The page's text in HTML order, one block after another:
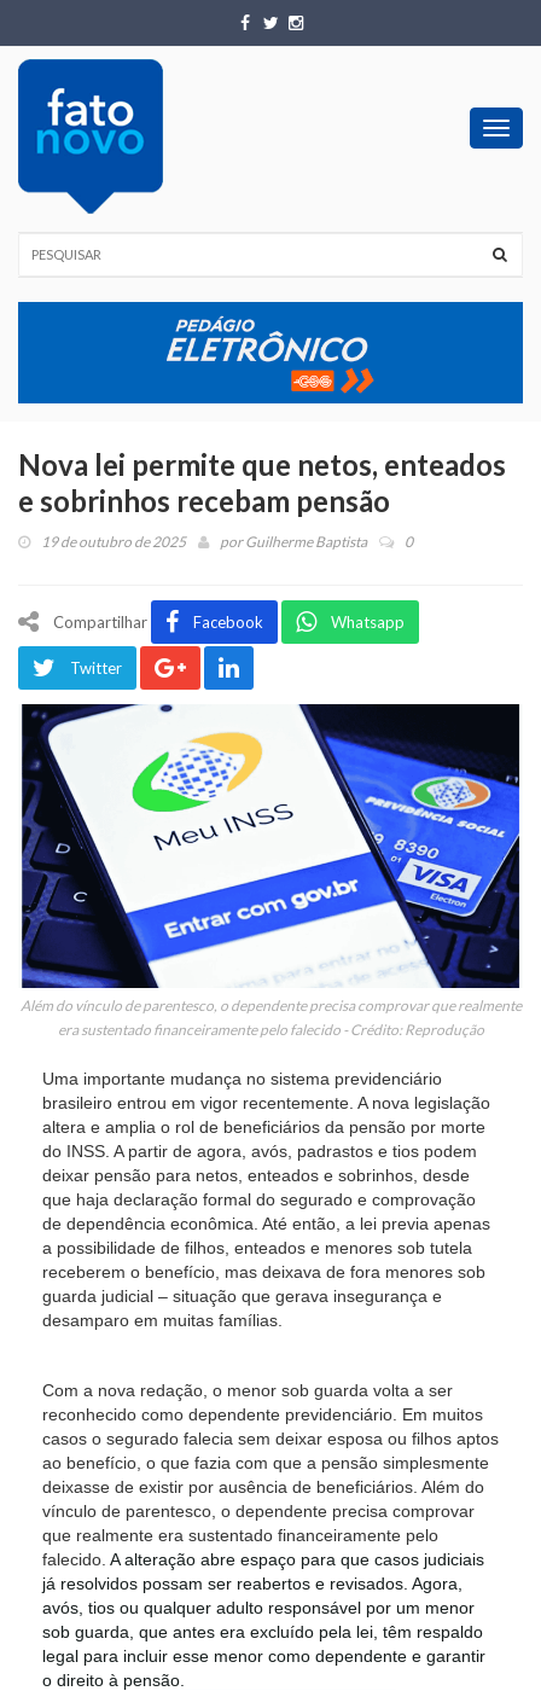
Nova lei permite que netos, enteados
e sobrinhos recebam pensão
19 de outubro de 2025 porGuilherme Baptista 0
Compartilhar Facebook Whatsapp
Twitter
Além do vínculo de parentesco, o dependente precisa comprovar que realmente
era sustentado financeiramente pelo falecido - Crédito: Reprodução
Uma importante mudança no sistema previdenciário
brasileiro entrou em vigor recentemente. A nova legislação
altera e amplia o rol de beneficiários da pensão por morte
do INSS. A partir de agora, avós, padrastos e tios podem
deixar pensão para netos, enteados e sobrinhos, desde
que haja declaração formal do segurado e comprovação
de dependência econômica. Até então, a lei previa apenas
a possibilidade de filhos, enteados e menores sob tutela
receberem o benefício, mas deixava de fora menores sob
guarda judicial – situação que gerava insegurança e
desamparo em muitas famílias.
Com a nova redação, o menor sob guarda volta a ser
reconhecido como dependente previdenciário. Em muitos
casos o segurado falecia sem deixar esposa ou filhos aptos
ao benefício, o que fazia com que a pensão simplesmente
deixasse de existir por ausência de beneficiários. Além do
vínculo de parentesco, o dependente precisa comprovar
que realmente era sustentado financeiramente pelo
falecido. A alteração abre espaço para que casos judiciais
já resolvidos possam ser reabertos e revisados. Agora,
avós, tios ou qualquer adulto responsável por um menor
sob guarda, que antes era excluído pela lei, têm respaldo
legal para incluir esse menor como dependente e garantir
o direito à pensão.